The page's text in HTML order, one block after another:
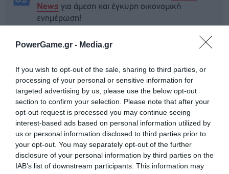
PowerGame.gr - Media.gr
If you wish to opt-out of the sale, sharing to third parties, or
processing of your personal or sensitive information for
targeted advertising by us, please use the below opt-out
section to confirm your selection. Please note that after your
opt-out request is processed you may continue seeing
interest-based ads based on personal information utilized by
us or personal information disclosed to third parties prior to
your opt-out. You may separately opt-out of the further
disclosure of your personal information by third parties on the
IAB’s list of downstream participants. This information may
News για άμεση και έγκυρη οικονομική
ενημέρωση!
ΔΑΣΜΟΙ ΕΕ (ΕΥΡΩΠΑΪΚΗ ΕΝΩΣΗ)